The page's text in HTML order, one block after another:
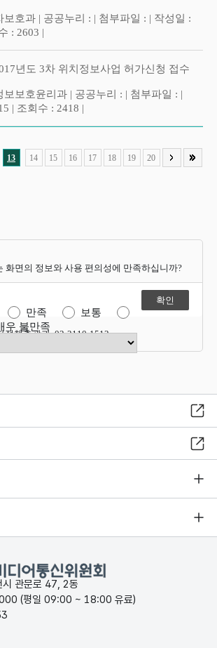
보호과 | 공공누리 : | 첨부파일 : | 작성일 :
: 2603 |
년도 3차 위치정보사업 허가신청 접수
보보호윤리과 | 공공누리 : | 첨부파일 : |
| 조회수 : 2418 |
13 14 15 16 17 18 19 20
화면의 정보와 사용 편의성에 만족하십니까?
만족
보통
우 불만족
정책총괄과 02-2110-1512
관문로 47, 2동
(평일 09:00 ~ 18:00 유료)